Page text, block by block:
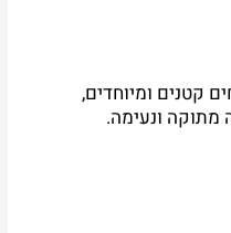
קטנים ומיוחדים,
מתוקה ונעימה.